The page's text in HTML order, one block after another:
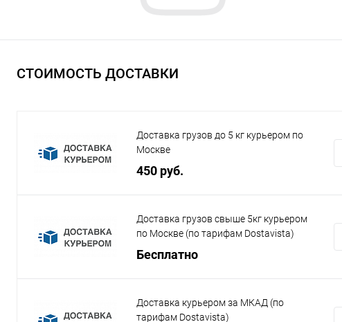
СТОИМОСТЬ ДОСТАВКИ
Доставка грузов до 5 кг курьером по
Москве
450 руб.
Доставка грузов свыше 5кг курьером
по Москве (по тарифам Dostavista)
Бесплатно
Доставка курьером за МКАД (по
тарифам Dostavista)